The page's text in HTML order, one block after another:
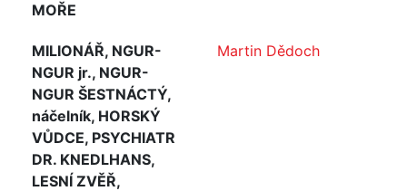
MOŘE
MILIONÁŘ, NGUR-
NGUR jr., NGUR-
NGUR ŠESTNÁCTÝ,
náčelník, HORSKÝ
VŮDCE, PSYCHIATR
DR. KNEDLHANS,
LESNÍ ZVĚŘ,
Martin Dědoch